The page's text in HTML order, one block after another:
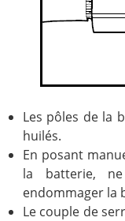
Les pôles de la
huilés.
En posant
la batterie,
endommager la
Le couple de